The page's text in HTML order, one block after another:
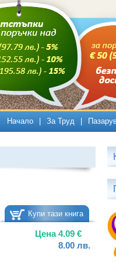
Начало За Труд
Купи тази книга
Цена4.09 €
8.00 лв.